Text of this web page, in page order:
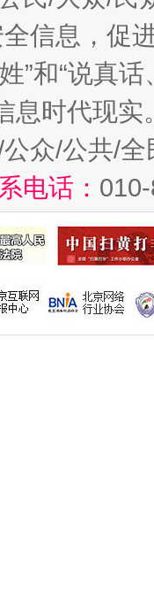
信息，促
”和“说真
息时代现实
众/公共/
电话：